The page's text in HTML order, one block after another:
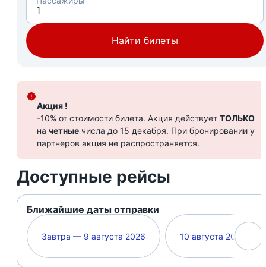
Найти билеты
Акция !
-10% от стоимости билета. Акция действует ТОЛЬКО
на четные числа до 15 декабря. При бронировании у
партнеров акция не распространяется.
Доступные рейсы
Ближайшие даты отправки
Завтра — 9 августа 2026 10 августа 2026